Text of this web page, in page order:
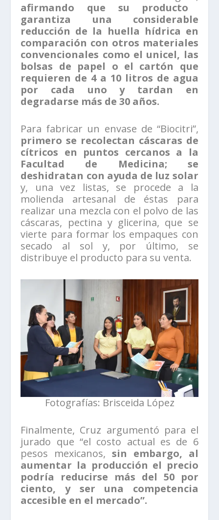
afirmando que su producto
garantiza una considerable
reducción de la huella hídrica en
comparación con otros materiales
convencionales como el unicel, las
bolsas de papel o el cartón que
requieren de 4 a 10 litros de agua
por cada uno y tardan en
degradarse más de 30 años.
Para fabricar un envase de “Biocitri”,
primero se recolectan cáscaras de
cítricos en puntos cercanos a la
Facultad de Medicina; se
deshidratan con ayuda de luz solar
y, una vez listas, se procede a la
molienda artesanal de éstas para
realizar una mezcla con el polvo de las
cáscaras, pectina y glicerina, que se
vierte para formar los empaques con
secado al sol y, por último, se
distribuye el producto para su venta.
Fotografías: Brisceida López
Finalmente, Cruz argumentó para el
jurado que “el costo actual es de 6
pesos mexicanos, sin embargo, al
aumentar la producción el precio
podría reducirse más del 50 por
ciento, y ser una competencia
accesible en el mercado”.